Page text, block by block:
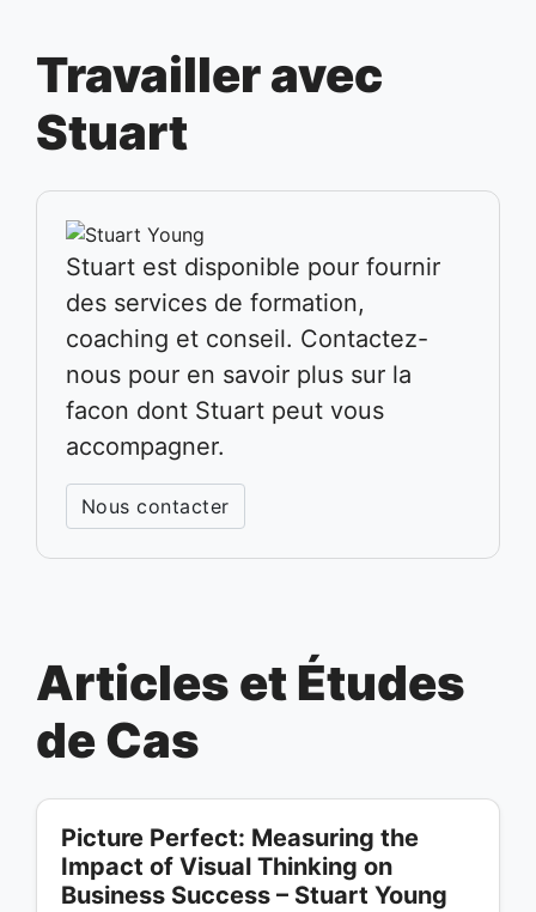
Travailler avec
Stuart
Stuart est disponible pour fournir
des services de formation,
coaching et conseil. Contactez-
nous pour en savoir plus sur la
facon dont Stuart peut vous
accompagner.
Nous contacter
Articles et Études
de Cas
Picture Perfect: Measuring the
Impact of Visual Thinking on
Business Success – Stuart Young